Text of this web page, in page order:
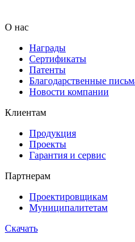
О нас
Награды
Сертификаты
Патенты
Благодарственные
Новости компании
Клиентам
Продукция
Проекты
Гарантия и сервис
Партнерам
Проектировщикам
Муниципалитетам
Скачать